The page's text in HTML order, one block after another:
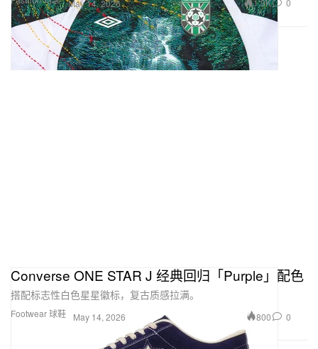
May 14, 2026 1.9K 0
Footwear 球鞋
Converse ONE STAR J 经典回归「Purple」配色
搭配标志性白色星星徽标，复古质感拉满。
May 14, 2026 800 0